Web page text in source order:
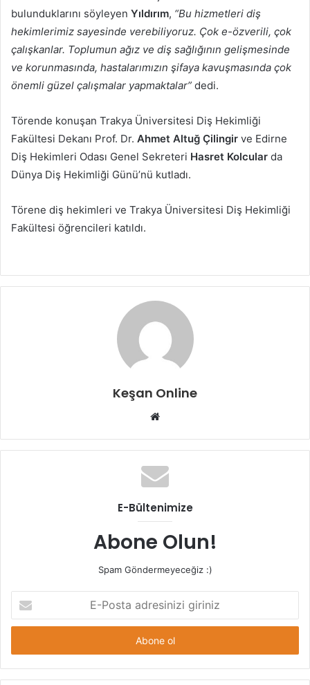
bulunduklarını söyleyen Yıldırım, “Bu hizmetleri diş
hekimlerimiz sayesinde verebiliyoruz. Çok e-özverili, çok
çalışkanlar. Toplumun ağız ve diş sağlığının gelişmesinde
ve korunmasında, hastalarımızın şifaya kavuşmasında çok
önemli güzel çalışmalar yapmaktalar” dedi.
Törende konuşan Trakya Üniversitesi Diş Hekimliği
Fakültesi Dekanı Prof. Dr. Ahmet Altuğ Çilingir ve Edirne
Diş Hekimleri Odası Genel Sekreteri Hasret Kolcular da
Dünya Diş Hekimliği Günü’nü kutladı.
Törene diş hekimleri ve Trakya Üniversitesi Diş Hekimliği
Fakültesi öğrencileri katıldı.
Keşan Online
Web
E-Bültenimize
Abone Olun!
Spam Göndermeyeceğiz :)
Posta
adresinizi